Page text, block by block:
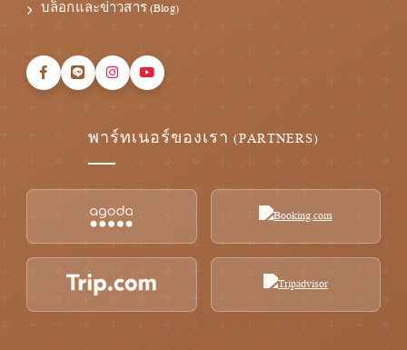
บล็อกและข่าวสาร (Blog)
พาร์ทเนอร์ของเรา (PARTNERS)